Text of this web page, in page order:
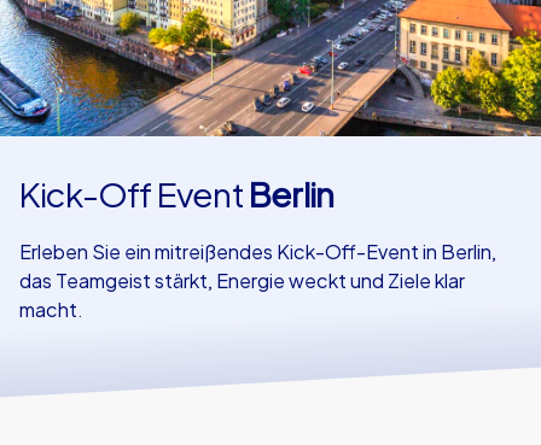
Städte
Anlässe
Kick-Off Event Berlin
Erleben Sie ein mitreißendes Kick-Off-Event in Berlin,
das Teamgeist stärkt, Energie weckt und Ziele klar
macht.